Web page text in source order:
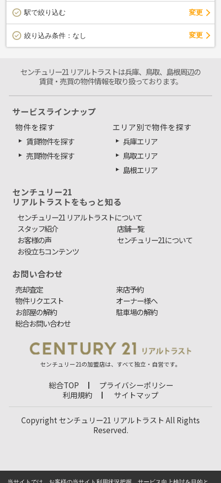
駅で絞り込む 変更
絞り込み条件： なし 変更
センチュリー21 リアルトラストは兵庫、鳥取、島根周辺の
賃貸・売買の物件情報を取り扱っております。
サービスラインナップ
物件を探す
賃貸物件を探す
売買物件を探す
エリア別で物件を探す
兵庫エリア
鳥取エリア
島根エリア
センチュリー21
リアルトラストをもっと知る
センチュリー21 リアルトラストについて
スタッフ紹介
店舗一覧
お客様の声
センチュリー21について
お役立ちコンテンツ
お問い合わせ
売却査定
来店予約
物件リクエスト
オーナー様へ
お部屋の解約
駐車場の解約
総合お問い合わせ
センチュリー21の加盟店は、すべて独立・自営です。
総合TOP
プライバシーポリシー
利用規約
サイトマップ
Copyright センチュリー21 リアルトラスト All Rights
Reserved.